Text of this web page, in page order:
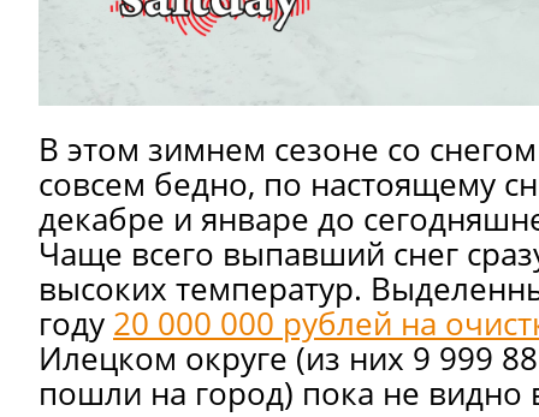
В этом зимнем сезоне со
совсем бедно, по настоящему
декабре и январе до
Чаще всего выпавший снег
высоких температур.
году 20 000 000 рублей на
Илецком округе (из них 9 999
пошли на город) пока не видно